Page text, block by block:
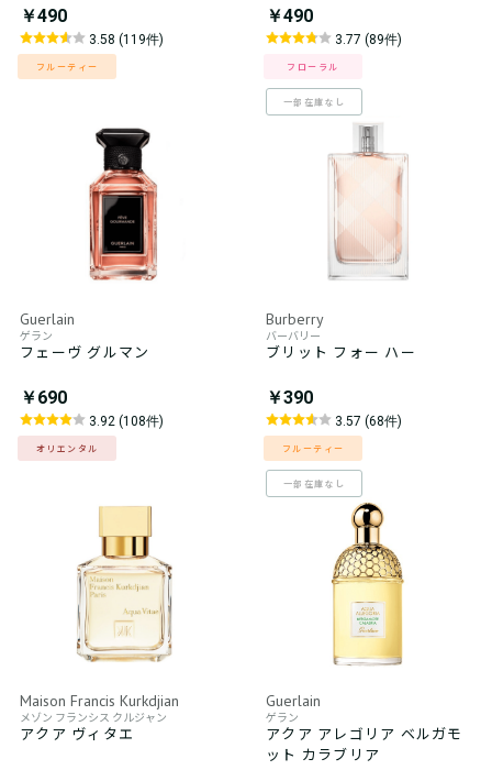
￥490
3.58 (119件)
フルーティー
￥490
3.77 (89件)
フローラル
一部在庫なし
Guerlain
ゲラン
フェーヴ グルマン
￥690
3.92 (108件)
オリエンタル
Burberry
バーバリー
ブリット フォー ハー
￥390
3.57 (68件)
フルーティー
一部在庫なし
Maison Francis Kurkdjian
メゾン フランシス クルジャン
アクア ヴィタエ
Guerlain
ゲラン
アクア アレゴリア ベルガモ
ット カラブリア